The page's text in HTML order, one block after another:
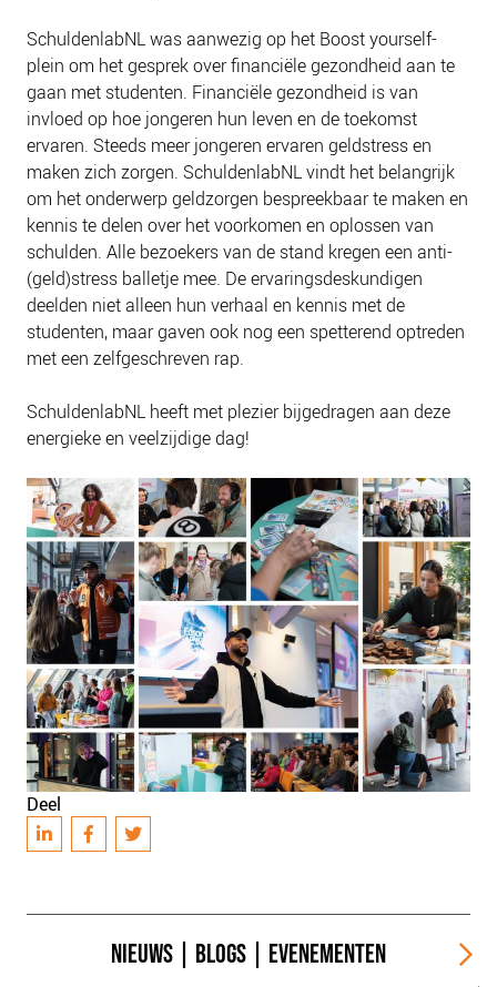
SchuldenlabNL was aanwezig op het Boost yourself-
plein om het gesprek over financiële gezondheid aan te
gaan met studenten. Financiële gezondheid is van
invloed op hoe jongeren hun leven en de toekomst
ervaren. Steeds meer jongeren ervaren geldstress en
maken zich zorgen. SchuldenlabNL vindt het belangrijk
om het onderwerp geldzorgen bespreekbaar te maken en
kennis te delen over het voorkomen en oplossen van
schulden. Alle bezoekers van de stand kregen een anti-
(geld)stress balletje mee. De ervaringsdeskundigen
deelden niet alleen hun verhaal en kennis met de
studenten, maar gaven ook nog een spetterend optreden
met een zelfgeschreven rap.
SchuldenlabNL heeft met plezier bijgedragen aan deze
energieke en veelzijdige dag!
Deel
NIEUWS BLOGS EVENEMENTEN